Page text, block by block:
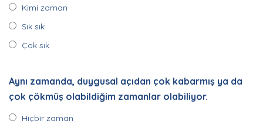
Kimi zaman
Sık sık
Çok sık
Aynı zamanda, duygusal açıdan çok kabarmış ya da
çok çökmüş olabildiğim zamanlar olabiliyor.
Hiçbir zaman